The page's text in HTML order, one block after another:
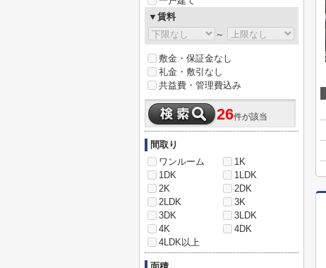
▼賃料
～
敷金・保証金なし
礼金・敷引なし
共益費・管理費込み
26件が該当
間取り
ワンルーム
1K
1DK
1LDK
2K
2DK
2LDK
3K
3DK
3LDK
4K
4DK
4LDK以上